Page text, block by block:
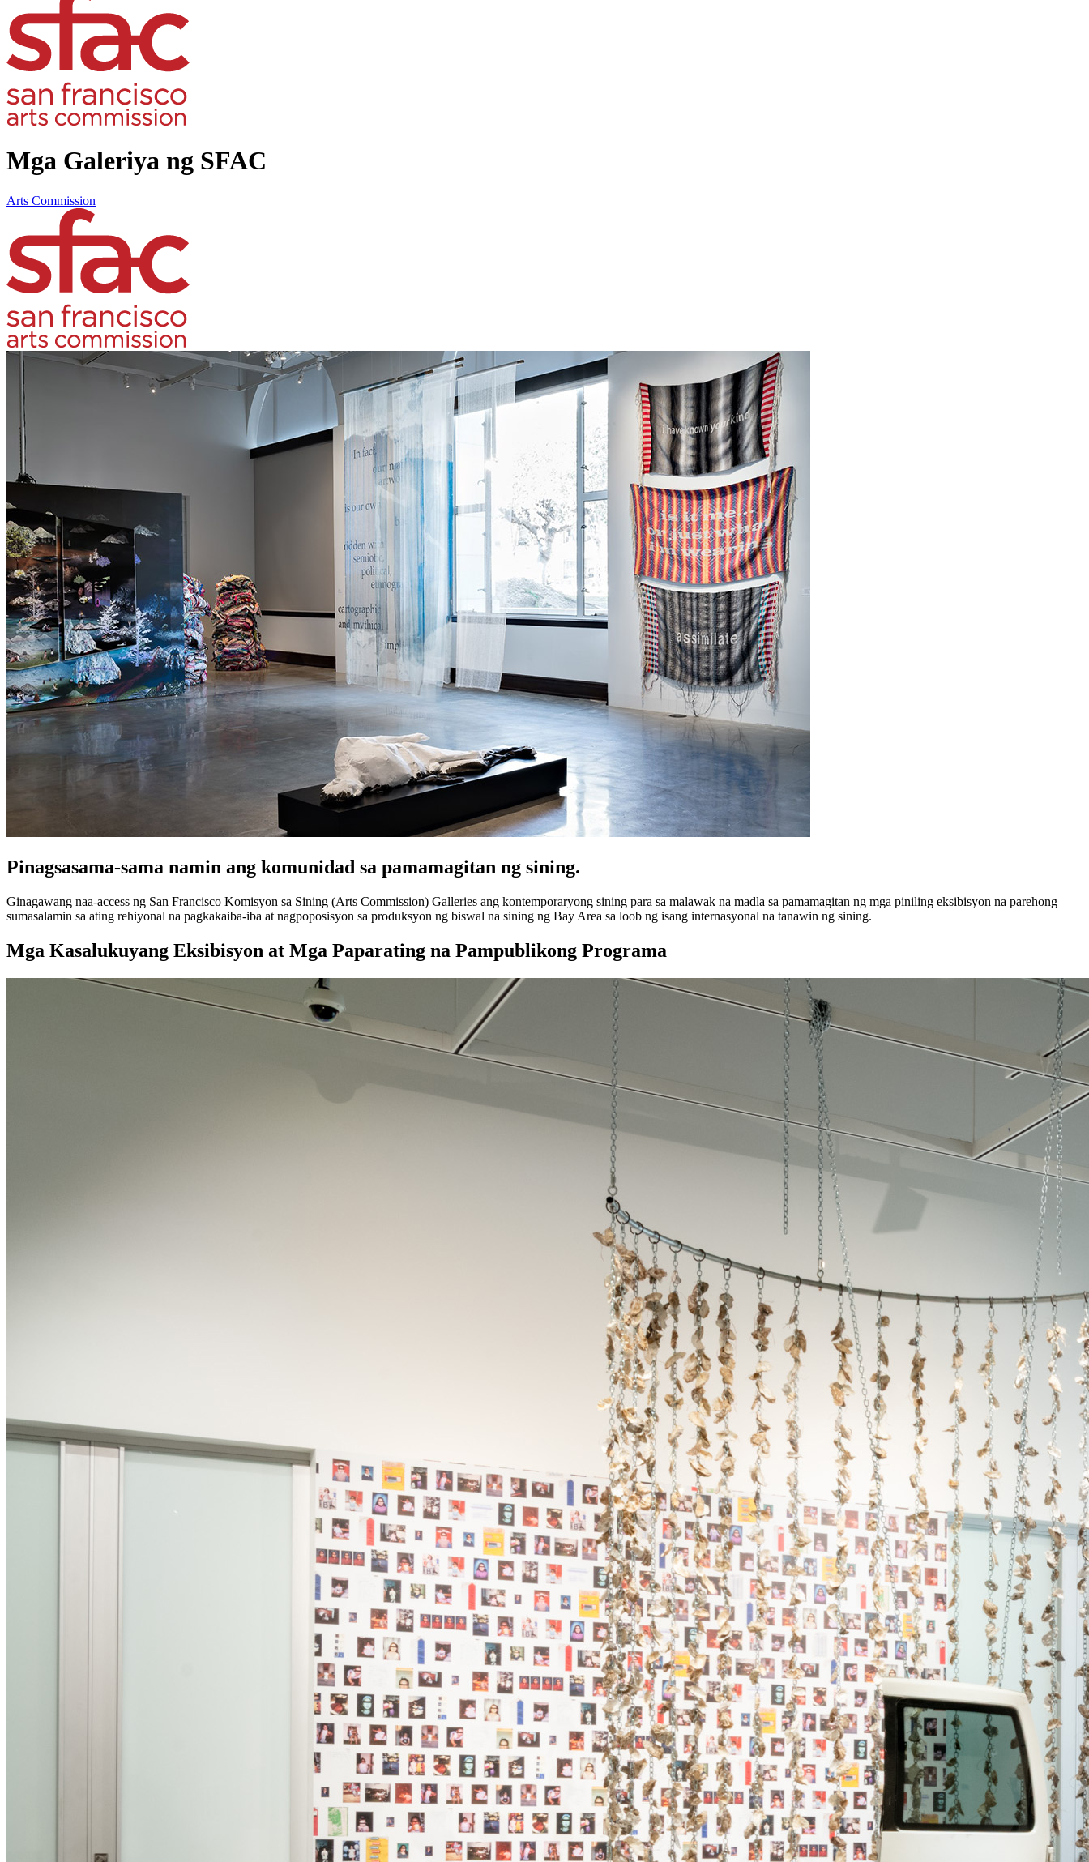
Mga Galeriya ng SFAC
Arts Commission
Pinagsasama-sama namin ang komunidad sa pamamagitan ng sining.
Ginagawang naa-access ng San Francisco Komisyon sa Sining (Arts Commission) Galleries ang kontemporaryong sining para sa malawak na madla sa pamamagitan ng mga piniling eksibisyon na parehong
sumasalamin sa ating rehiyonal na pagkakaiba-iba at nagpoposisyon sa produksyon ng biswal na sining ng Bay Area sa loob ng isang internasyonal na tanawin ng sining.
Mga Kasalukuyang Eksibisyon at Mga Paparating na Pampublikong Programa